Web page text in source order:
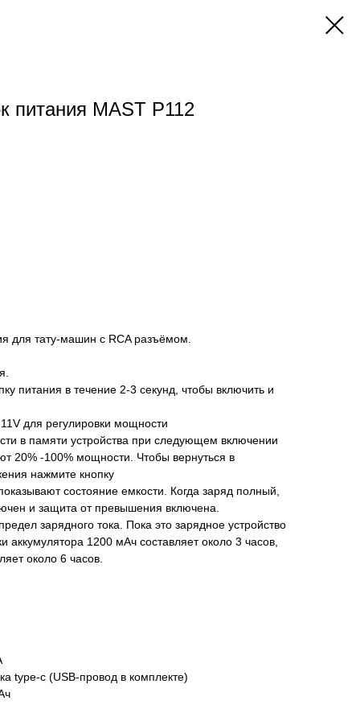
питания MAST P112
для тату-машин с RCA разъёмом.
питания в течение 2-3 секунд, чтобы включить и
для регулировки мощности
в памяти устройства при следующем включении
20% -100% мощности. Чтобы вернуться в
нажмите кнопку
состояние емкости. Когда заряд полный,
и защита от превышения включена.
зарядного тока. Пока это зарядное устройство
1200 мАч составляет около 3 часов,
около 6 часов.
type-c (USB-провод в комплекте)